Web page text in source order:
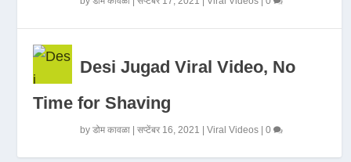
Desi Jugad Viral Video, No
Time for Shaving
byडोम कावळा |सप्टेंबर 16, 2021 |Viral Videos |0